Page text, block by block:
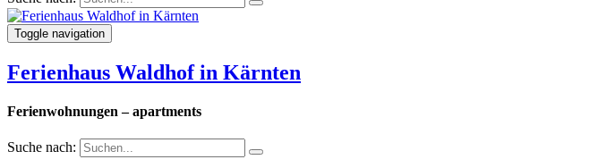
Toggle navigation
Ferienhaus Waldhof in Kärnten
Ferienwohnungen – apartments
Suche nach: